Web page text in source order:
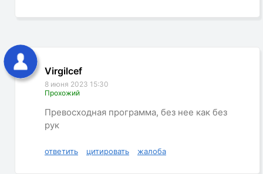
Virgilcef
8 июня 2023 15:30
Прохожий
Превосходная программа, без нее как без
рук
ответить цитировать жалоба